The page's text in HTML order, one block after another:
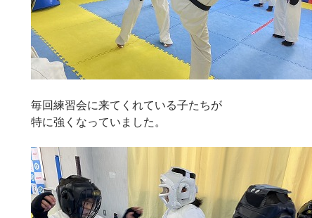
毎回練習会に来てくれている子たちが
特に強くなっていました。